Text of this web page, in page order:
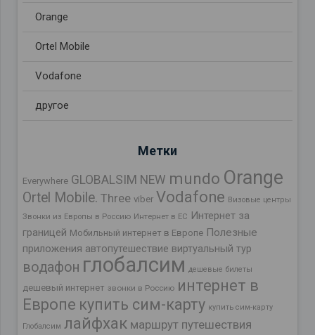
Orange
Ortel Mobile
Vodafone
другое
Метки
Everywhere GLOBALSIM NEW mundo Orange
Ortel Mobile. Three viber Vodafone Визовые центры
Звонки из Европы в Россию Интернет в ЕС Интернет за
границей Мобильный интернет в Европе Полезные
приложения автопутешествие виртуальный тур
водафон глобалсим дешевые билеты
дешевый интернет звонки в Россию интернет в
Европе купить сим-карту купить сим-карту
Глобалсим лайфхак маршрут путешествия